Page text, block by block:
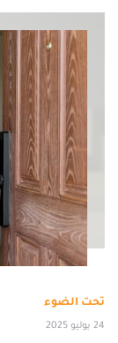
تحت الضوء
24 يوليو 2025